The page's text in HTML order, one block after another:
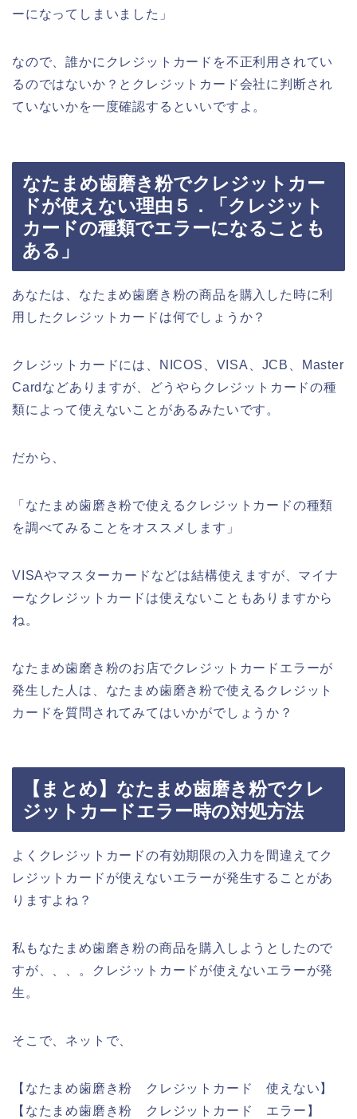
ーになってしまいました」
なので、誰かにクレジットカードを不正利用されてい
るのではないか？とクレジットカード会社に判断され
ていないかを一度確認するといいですよ。
なたまめ歯磨き粉でクレジットカー
ドが使えない理由５．「クレジット
カードの種類でエラーになることも
ある」
あなたは、なたまめ歯磨き粉の商品を購入した時に利
用したクレジットカードは何でしょうか？
クレジットカードには、NICOS、VISA、JCB、Master
Cardなどありますが、どうやらクレジットカードの種
類によって使えないことがあるみたいです。
だから、
「なたまめ歯磨き粉で使えるクレジットカードの種類
を調べてみることをオススメします」
VISAやマスターカードなどは結構使えますが、マイナ
ーなクレジットカードは使えないこともありますから
ね。
なたまめ歯磨き粉のお店でクレジットカードエラーが
発生した人は、なたまめ歯磨き粉で使えるクレジット
カードを質問されてみてはいかがでしょうか？
【まとめ】なたまめ歯磨き粉でクレ
ジットカードエラー時の対処方法
よくクレジットカードの有効期限の入力を間違えてク
レジットカードが使えないエラーが発生することがあ
りますよね？
私もなたまめ歯磨き粉の商品を購入しようとしたので
すが、、、。クレジットカードが使えないエラーが発
生。
そこで、ネットで、
【なたまめ歯磨き粉 クレジットカード 使えない】
【なたまめ歯磨き粉 クレジットカード エラー】